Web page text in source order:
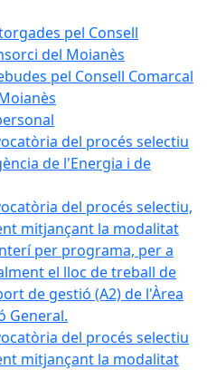
pel Consell
del Moianès
pel Consell Comarcal
del procés selectiu
de l'Energia i de
del procés selectiu,
mitjançant la modalitat
per programa, per a
el lloc de treball de
de gestió (A2) de l'Àrea
General.
del procés selectiu
mitjançant la modalitat